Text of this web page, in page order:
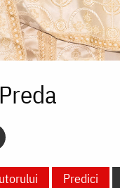
Predici